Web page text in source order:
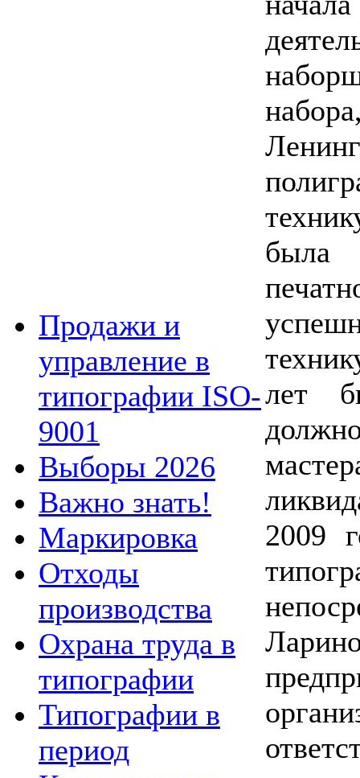
Продажи и
управление в
типографии ISO-
9001
Выборы 2026
Важно знать!
Маркировка
Отходы
производства
Охрана труда в
типографии
Типографии в
период
была
лет
2009